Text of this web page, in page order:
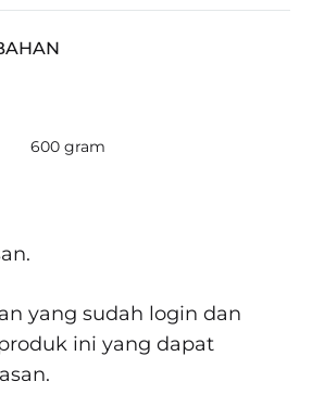
600 gram
yang sudah login dan
ini yang dapat